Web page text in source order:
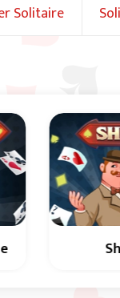
Solitaire